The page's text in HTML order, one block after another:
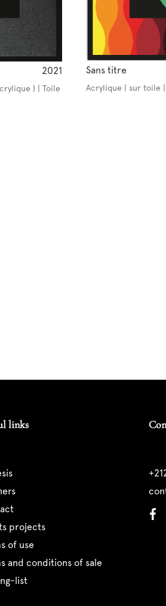
2021
) | Toile
Sans titre
Acrylique | sur toile
links
projects
of use
and conditions of sale
list